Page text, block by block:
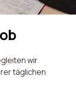
wir
täglichen